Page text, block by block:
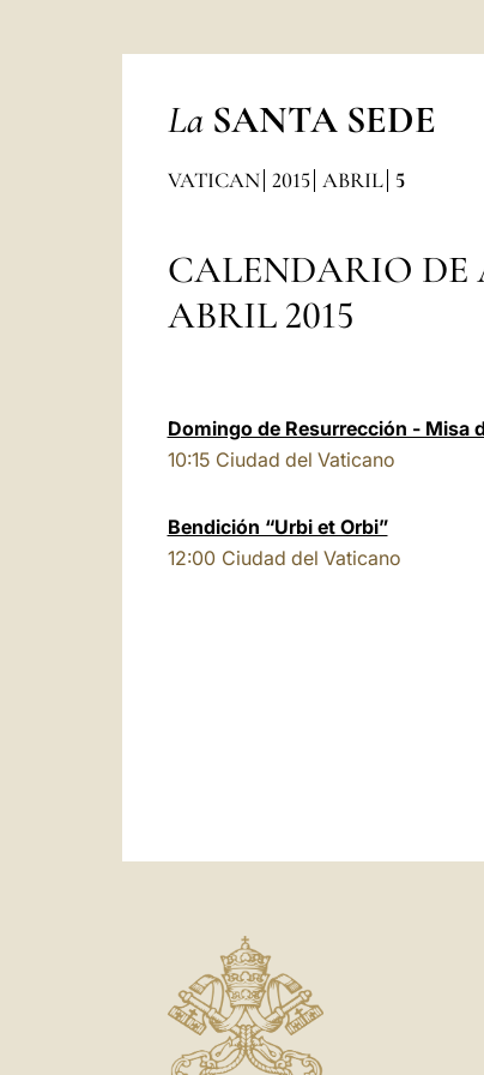
La SANTA SEDE
VATICAN 2015 ABRIL 5
CALENDARIO DE
ABRIL 2015
Domingo de Resurrección - Misa
10:15 Ciudad del Vaticano
Bendición “Urbi et Orbi”
12:00 Ciudad del Vaticano